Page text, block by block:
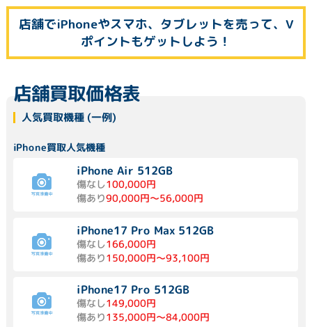
店舗でiPhoneやスマホ、タブレットを売って、V
ポイントもゲットしよう！
店舗買取価格表
人気買取機種 (一例)
iPhone買取人気機種
iPhone Air 512GB
傷なし100,000円
傷あり90,000円～56,000円
iPhone17 Pro Max 512GB
傷なし166,000円
傷あり150,000円～93,100円
iPhone17 Pro 512GB
傷なし149,000円
傷あり135,000円～84,000円